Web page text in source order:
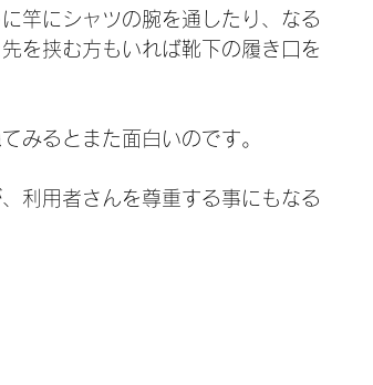
竿にシャツの腕を通したり、
なる
を挟む方もいれば靴下の履き口を
みるとまた面白いのです。
利用者さんを尊重する事にもなる